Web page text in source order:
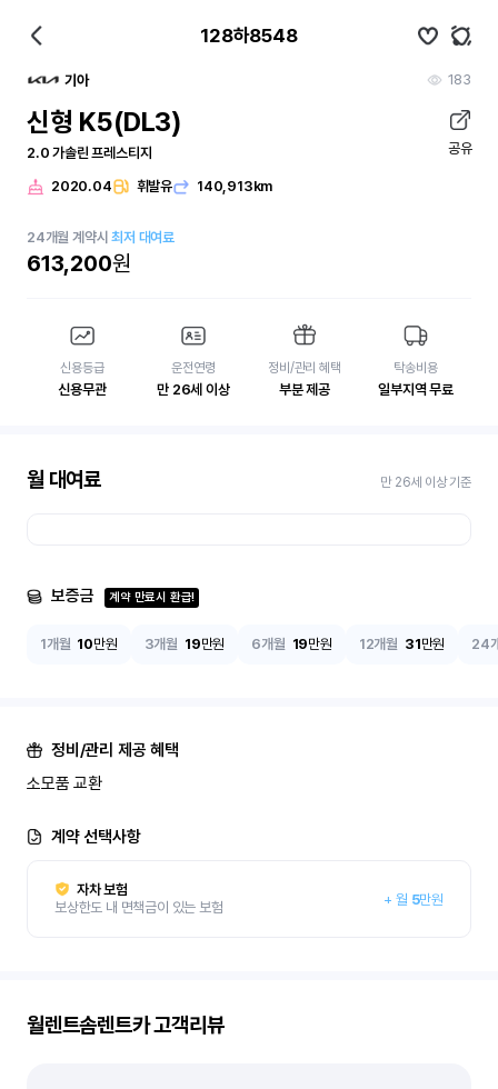
128하8548
기아 183
신형 K5(DL3)
2.0 가솔린 프레스티지 공유
2020.04 휘발유 140,913km
24개월 계약시최저 대여료
613,200원
신용등급
신용무관
운전연령
만 26세 이상
정비/관리 혜택
부분 제공
탁송비용
일부지역 무료
월 대여료 만 26세 이상 기준
보증금 계약 만료시 환급!
1개월 10만원 3개월 19만원 6개월 19만원 12개월 31만원 24
정비/관리 제공 혜택
소모품 교환
계약 선택사항
자차 보험
보상한도 내 면책금이 있는 보험
+ 월 5만원
월렌트솜렌트카고객리뷰